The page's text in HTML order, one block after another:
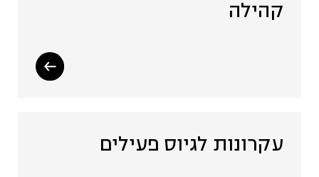
קהילה
עקרונות לגיוס פעילים